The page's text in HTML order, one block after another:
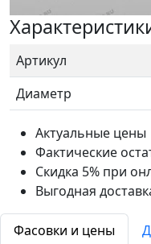
Артикул
Диаметр
Актуальные цены
Фактические
Скидка 5% при
Выгодная
Фасовки и цены